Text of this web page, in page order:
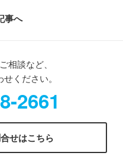
事へ
相談など、
ください。
2661
せはこちら